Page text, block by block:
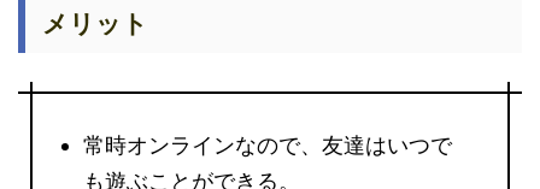
メリット
常時オンラインなので、友達はいつで
も遊ぶことができる。